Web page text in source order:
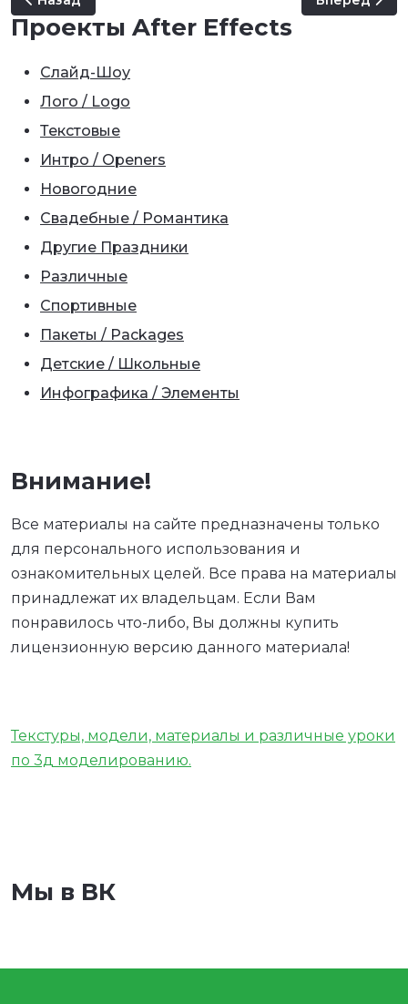
Проекты After Effects
Слайд-Шоу
Лого / Logo
Текстовые
Интро / Openers
Новогодние
Свадебные / Романтика
Другие Праздники
Различные
Спортивные
Пакеты / Packages
Детские / Школьные
Инфографика / Элементы
Внимание!
Все материалы на сайте предназначены только
для персонального использования и
ознакомительных целей. Все права на материалы
принадлежат их владельцам. Если Вам
понравилось что-либо, Вы должны купить
лицензионную версию данного материала!
Текстуры, модели, материалы и различные уроки
по 3д моделированию.
Мы в ВК